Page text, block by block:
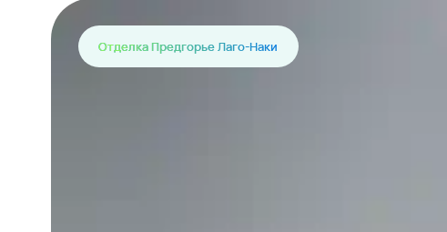
Отделка Предгорье Лаго-Наки